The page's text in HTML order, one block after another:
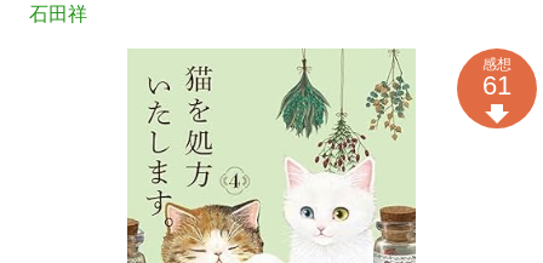
石田祥
感想
61